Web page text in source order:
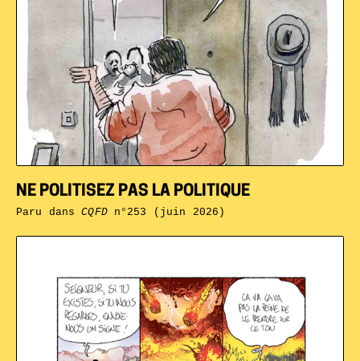
NE POLITISEZ PAS LA POLITIQUE
Paru dansCQFDn°253 (juin 2026)